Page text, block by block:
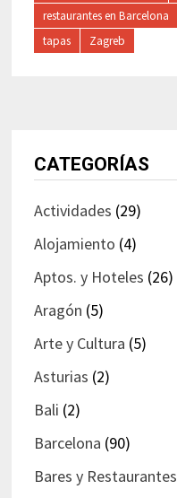
restaurantes en Barcelona
tapas
Zagreb
CATEGORÍAS
Actividades (29)
Alojamiento (4)
Aptos. y Hoteles (26)
Aragón (5)
Arte y Cultura (5)
Asturias (2)
Bali (2)
Barcelona (90)
Bares y Restaurantes